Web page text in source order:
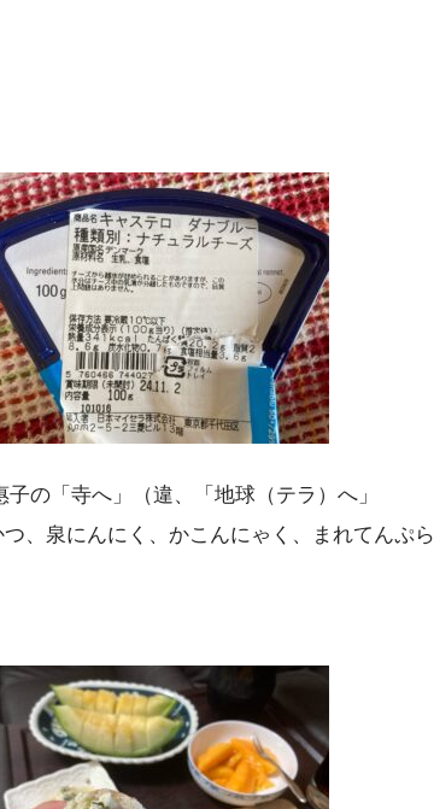
の「寺へ」（違、「地球（テラ）へ」
、泉にんにく、かこんにゃく、まれてんぷら